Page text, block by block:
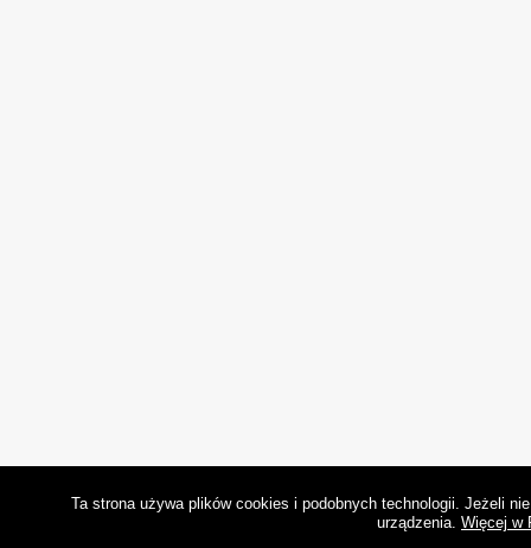
Ta strona używa plików cookies i podobnych technologii. Jeżeli
urządzenia. Więcej w